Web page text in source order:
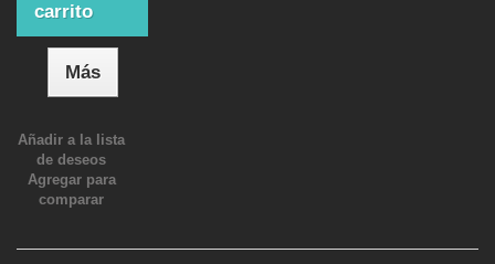
carrito
Más
Añadir a la lista
de deseos
Agregar para
comparar